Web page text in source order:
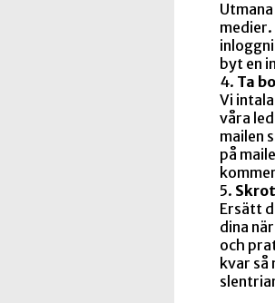
byt en
4. Ta
Vi
våra
mailen
på
5.
Ersätt
dina
och
kvar så